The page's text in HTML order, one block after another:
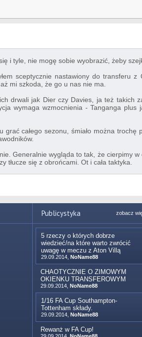
i tyle, nie mogę sobie wyobrazić, żeby
sceptycznie nastawiony do transferu z
mi szkoda, że go u nas nie ma.
drwali jak Dier czy Davies, ja też takich
wymaga wzmocnienia - Tanganga plus
całego sezonu, śmiało można
Generalnie wygląda to tak, że cierpimy w
tłucze się z obrońcami. Ot i cała taktyka.
Publicystyka zobacz
5 rzeczy o których dobrze
wiedzieć/na które warto zwrócić
uwagę w meczu z Aton Villą
29.09.2014, NoName88
CHAOTYCZNIE O ZIMOWYM
OKIENKU TRANSFEROWYM
29.09.2014, NoName88
1/16 FA Cup Southampton-
Tottenham składy.
29.09.2014, NoName88
Rewanż w FA Cup!